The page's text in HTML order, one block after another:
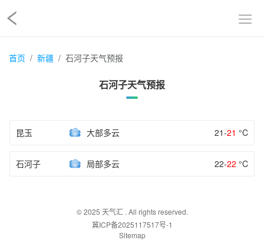
首页 新疆 石河子天气预报
石河子天气预报
昆玉 大部多云 21-21 °C
石河子 局部多云 22-22 °C
© 2025 天气汇. All rights reserved.
冀ICP备2025117517号-1
Sitemap